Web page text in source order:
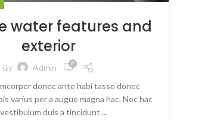
water features and
exterior
By Admin 0
donec ante habi tasse donec
varius per a augue magna hac. Nec hac
duis a tincidunt ...